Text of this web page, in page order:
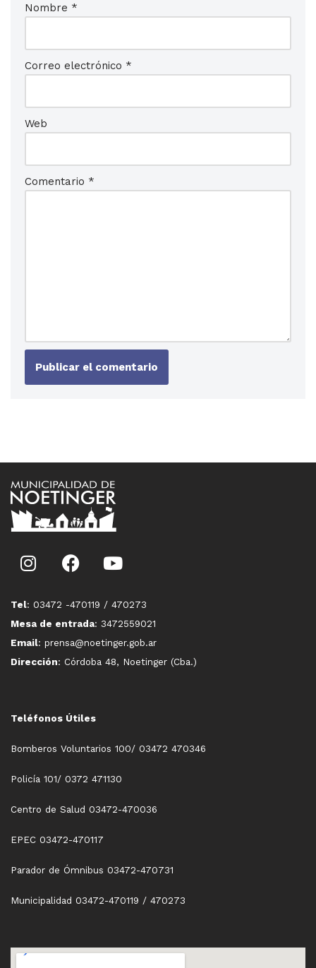
Nombre *
Correo electrónico *
Web
Comentario *
Tel: 03472 -470119 / 470273
Mesa de entrada: 3472559021
Email: prensa@noetinger.gob.ar
Dirección: Córdoba 48, Noetinger (Cba.)
Teléfonos Útiles
Bomberos Voluntarios 100/ 03472 470346
Policía 101/ 0372 471130
Centro de Salud 03472-470036
EPEC 03472-470117
Parador de Ómnibus 03472-470731
Municipalidad 03472-470119 / 470273